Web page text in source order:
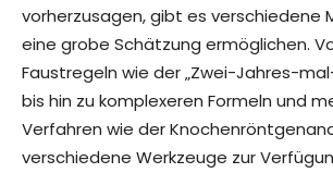
vorherzusagen, gibt es verschiedene
eine grobe Schätzung ermöglichen.
Faustregeln wie der „Zwei-Jahres-
bis hin zu komplexeren Formeln und
Verfahren wie der
verschiedene Werkzeuge zur